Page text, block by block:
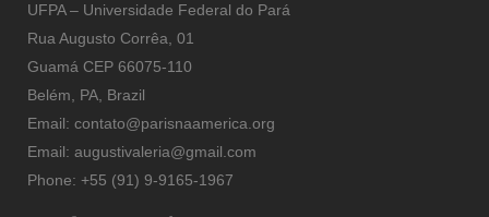
UFPA – Universidade Federal do Pará
Rua Augusto Corrêa, 01
Guamá CEP 66075-110
Belém, PA, Brazil
Email: contato@parisnaamerica.org
Email: augustivaleria@gmail.com
Phone: +55 (91) 9-9165-1967